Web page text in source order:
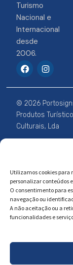
Utilizamos cookies para
personalizar conteúdos
O consentimento para
navegação ou
A não aceitação ou a
funcionalidades e
Turismo
Nacional e
Internacional
desde
2006.
F
a
e
b
o
o
k
I
n
t
a
g
r
a
m
© 2026
Produtos
Culturais, Lda